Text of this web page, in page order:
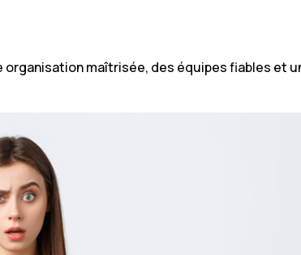
organisation maîtrisée, des équipes fiables et